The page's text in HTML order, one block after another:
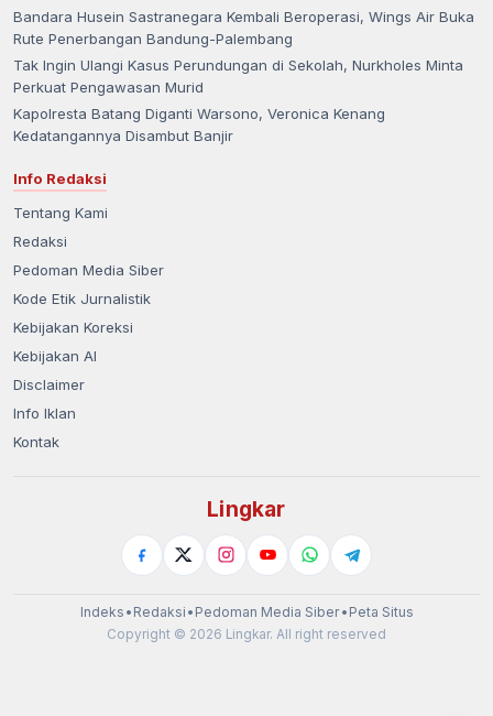
Bandara Husein Sastranegara Kembali Beroperasi, Wings Air Buka
Rute Penerbangan Bandung-Palembang
Tak Ingin Ulangi Kasus Perundungan di Sekolah, Nurkholes Minta
Perkuat Pengawasan Murid
Kapolresta Batang Diganti Warsono, Veronica Kenang
Kedatangannya Disambut Banjir
Info Redaksi
Tentang Kami
Redaksi
Pedoman Media Siber
Kode Etik Jurnalistik
Kebijakan Koreksi
Kebijakan AI
Disclaimer
Info Iklan
Kontak
Lingkar
Indeks • Redaksi • Pedoman Media Siber• Peta Situs
Copyright © 2026 Lingkar. All right reserved